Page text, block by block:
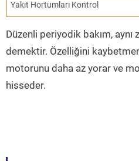
Yakıt Hortumları Kontrol
Düzenli periyodik bakım,
demektir. Özelliğini
motorunu daha az yorar ve
hisseder.